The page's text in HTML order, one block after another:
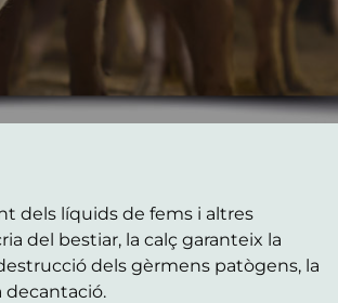
dels líquids de fems i altres
del bestiar, la calç garanteix la
dels gèrmens patògens, la
decantació.